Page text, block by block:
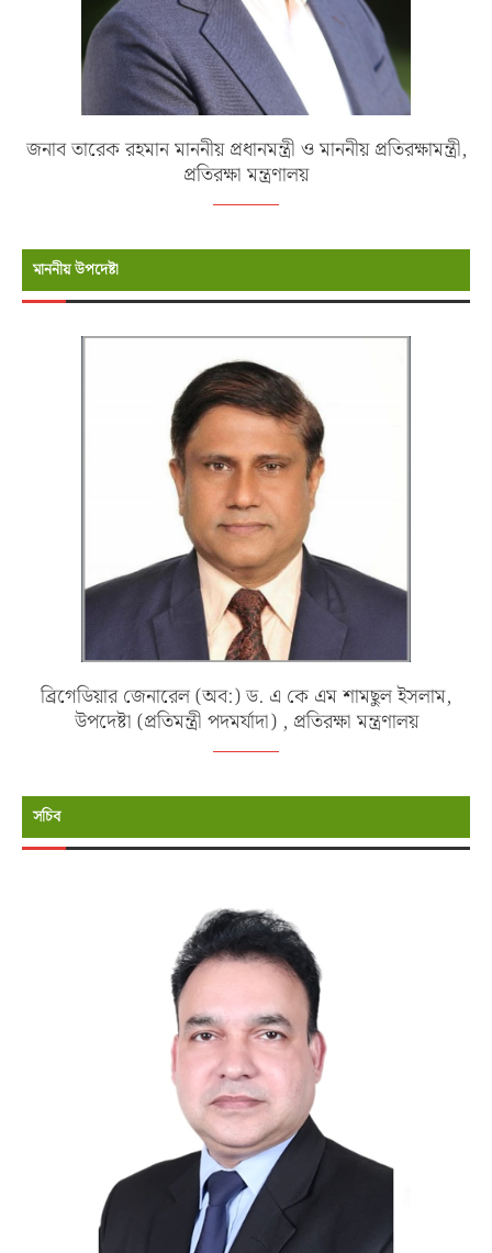
জনাব তারেক রহমান মাননীয় প্রধানমন্ত্রী ও মাননীয় প্রতিরক্ষামন্ত্রী,
প্রতিরক্ষা মন্ত্রণালয়
মাননীয় উপদেষ্টা
ব্রিগেডিয়ার জেনারেল (অব:) ড. এ কে এম শামছুল ইসলাম,
উপদেষ্টা (প্রতিমন্ত্রী পদমর্যাদা) , প্রতিরক্ষা মন্ত্রণালয়
সচিব